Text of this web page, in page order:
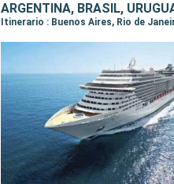
ARGENTINA, BRASIL,
Itinerario : Buenos Aires, Rio de